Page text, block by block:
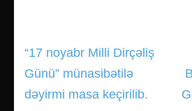
Yazı
gezinmesi
“17 noyabr Milli Dirçəliş
Günü” münasibətilə
dəyirmi masa keçirilib.